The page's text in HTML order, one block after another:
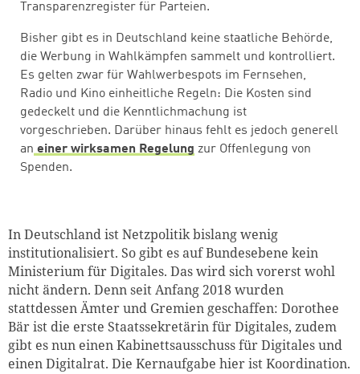
Transparenzregister für Parteien.
Bisher gibt es in Deutschland keine staatliche Behörde,
die Werbung in Wahlkämpfen sammelt und kontrolliert.
Es gelten zwar für Wahlwerbespots im Fernsehen,
Radio und Kino einheitliche Regeln: Die Kosten sind
gedeckelt und die Kenntlichmachung ist
vorgeschrieben. Darüber hinaus fehlt es jedoch generell
aneiner wirksamen Regelung zur Offenlegung von
Spenden.
In Deutschland ist Netzpolitik bislang wenig
institutionalisiert. So gibt es auf Bundesebene kein
Ministerium für Digitales. Das wird sich vorerst wohl
nicht ändern. Denn seit Anfang 2018 wurden
stattdessen Ämter und Gremien geschaffen: Dorothee
Bär ist die erste Staatssekretärin für Digitales, zudem
gibt es nun einen Kabinettsausschuss für Digitales und
einen Digitalrat. Die Kernaufgabe hier ist Koordination.